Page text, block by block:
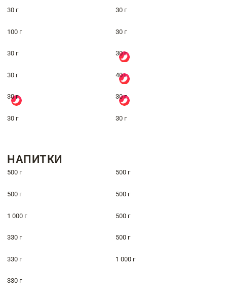
30 г 30 г
100 г 30 г
30 г 30 г
30 г 40 г
30 г 30 г
30 г 30 г
НАПИТКИ
500 г 500 г
500 г 500 г
1 000 г 500 г
330 г 500 г
330 г 1 000 г
330 г